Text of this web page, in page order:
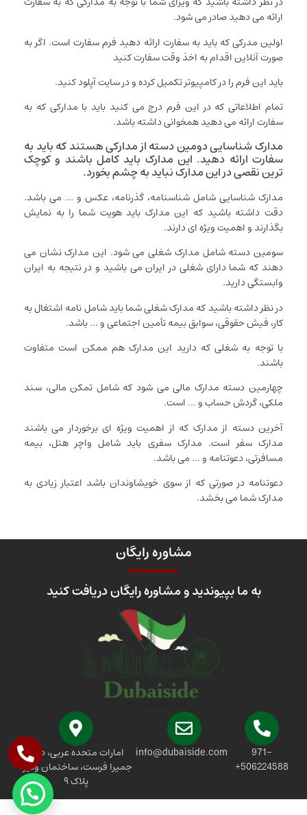
ارائه می دهید صادر می شود.
اولین مدرکی که باید به سفارت ارائه دهید فرم سفارت است. اگر به
صورت آنلاین اقدام به اخذ وقت سفارت کنید
باید این فرم را در کامپیوتر تکمیل کرده و در سایت آپلود کنید.
تمام اطلاعاتی که در این فرم درج می کنید باید با مدارکی که به
سفارت ارائه می دهید همخوانی داشته باشد.
مدارک شناسایی دومین دسته از مدارکی هستند که باید به
سفارت ارائه دهید. این مدارک باید کامل باشند و کوچک
ترین نقصی در این مدارک نباید به چشم بخورد.
مدارک شناسایی شامل شناسنامه، گذرنامه، عکس و … می باشد.
دقت داشته باشید که این مدارک باید هویت شما را به نمایش
بگذارند و اهمیت ویژه ای دارند.
سومین دسته شامل مدارک شغلی می شود. این مدارک نشان می
دهند که شما دارای شغلی در ایران می باشید و در نتیجه به ایران
وابستگی دارید.
در نظر داشته باشید که مدارک شغلی شما باید شامل نامه اشتغال به
کار، فیش حقوقی، سوابق بیمه تأمین اجتماعی و … باشد.
با توجه به شغلی که دارید این مدارک هم ممکن است متفاوت
باشند.
چهارمین دسته مدارک مالی می شود که شامل تمکن مالی، سند
ملکی، گردش حساب و … است.
آخرین دسته از مدارک که از اهمیت ویژه ای برخوردار می باشند
مدارک سفر است. مدارک سفری باید شامل واچر هتل، بیمه
مسافرتی، دعوتنامه و … می باشد.
دعوتنامه در صورتی که از سوی خویشاوندان باشد اعتبار زیادی به
مدارک شما می بخشد.
مشاوره رایگان
به ما بپیوندید و مشاوره رایگان دریافت کنید
971-
506224588+
info@dubaiside.com
امارات متحده عربی، دبی،
جمیرا فرست، ساختمان ونیو،
پلاک ۹